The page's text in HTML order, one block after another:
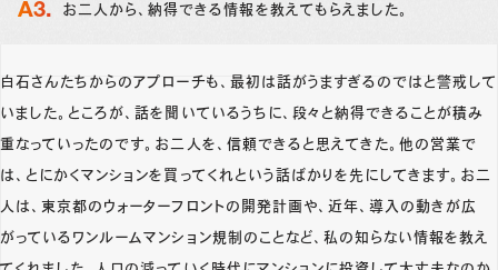
お二人から、納得できる情報を教えてもらえました。
白石さんたちからのアプローチも、最初は話がうますぎるのではと警戒して
いました。ところが、話を聞いているうちに、段々と納得できることが積み
重なっていったのです。お二人を、信頼できると思えてきた。他の営業で
は、とにかくマンションを買ってくれという話ばかりを先にしてきます。お二
人は、東京都のウォーターフロントの開発計画や、近年、導入の動きが広
がっているワンルームマンション規制のことなど、私の知らない情報を教え